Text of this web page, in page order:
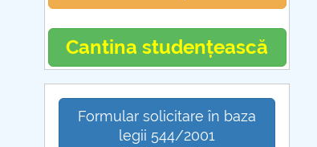
Cantina studențească
Formular solicitare în baza
legii 544/2001